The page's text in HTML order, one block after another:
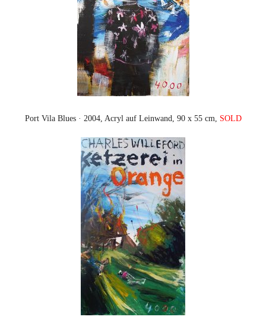
Port Vila Blues · 2004, Acryl auf Leinwand, 90 x 55 cm, SOLD